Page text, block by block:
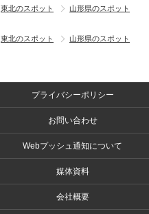
東北のスポット
山形県のスポット
東北のスポット
山形県のスポット
プライバシーポリシー
お問い合わせ
Webプッシュ通知について
媒体資料
会社概要